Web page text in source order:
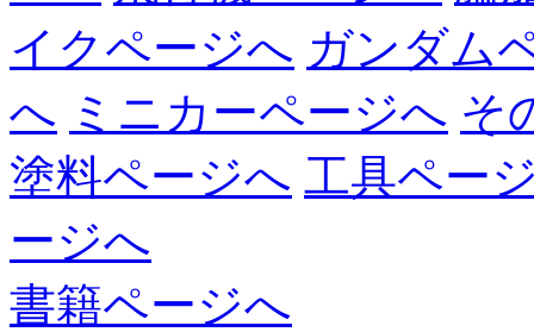
イクページへ ガンダム
へ ミニカーページへ そ
塗料ページへ 工具ペー
ージへ
書籍ページへ